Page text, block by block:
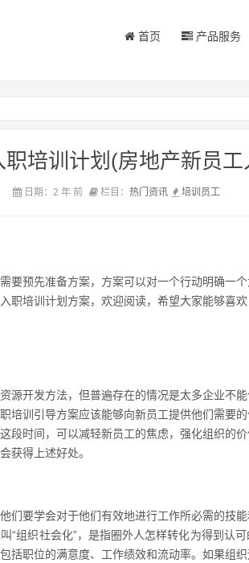
首页 产品服务
培训计划(房地产新员
日期：2 年 前 栏目： 热门资讯 培训 员工
要预先准备方案，方案可以对一个行动明确一
职培训计划方案，欢迎阅读，希望大家能够喜欢
源开发方法，但普遍存在的情况是太多企业不
培训引导方案应该能够向新员工提供他们需要
段时间，可以减轻新员工的焦虑，强化组织的
获得上述好处。
们要学会对于他们有效地进行工作所必需的技
“组织社会化”，是指圈外人怎样转化为得到认
括职位的满意度、工作绩效和流动率。如果组